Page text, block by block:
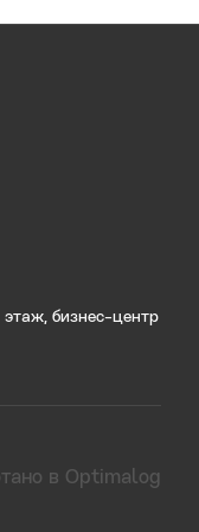
бизнес-центр
в Optimalog